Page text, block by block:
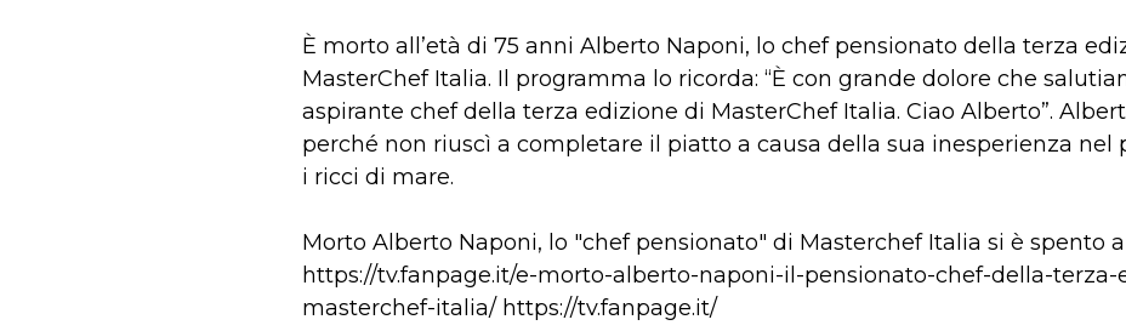
È morto all’età di 75 anni Alberto Naponi, lo chef pensionato della terza
MasterChef Italia. Il programma lo ricorda: “È con grande dolore che
aspirante chef della terza edizione di MasterChef Italia. Ciao Alberto”.
perché non riuscì a completare il piatto a causa della sua inesperienza nel
i ricci di mare.
Morto Alberto Naponi, lo "chef pensionato" di Masterchef Italia si è spento a
https://tv.fanpage.it/e-morto-alberto-naponi-il-pensionato-chef-della-terza-
masterchef-italia/ https://tv.fanpage.it/